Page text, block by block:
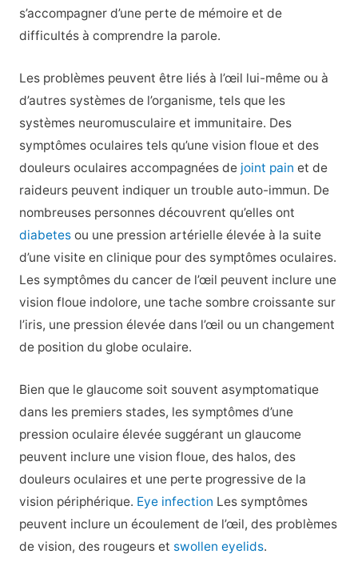
s’accompagner d’une perte de mémoire et de
difficultés à comprendre la parole.
Les problèmes peuvent être liés à l’œil lui-même ou à
d’autres systèmes de l’organisme, tels que les
systèmes neuromusculaire et immunitaire. Des
symptômes oculaires tels qu’une vision floue et des
douleurs oculaires accompagnées de joint pain et de
raideurs peuvent indiquer un trouble auto-immun. De
nombreuses personnes découvrent qu’elles ont
diabetesou une pression artérielle élevée à la suite
d’une visite en clinique pour des symptômes oculaires.
Les symptômes du cancer de l’œil peuvent inclure une
vision floue indolore, une tache sombre croissante sur
l’iris, une pression élevée dans l’œil ou un changement
de position du globe oculaire.
Bien que le glaucome soit souvent asymptomatique
dans les premiers stades, les symptômes d’une
pression oculaire élevée suggérant un glaucome
peuvent inclure une vision floue, des halos, des
douleurs oculaires et une perte progressive de la
vision périphérique. Eye infection Les symptômes
peuvent inclure un écoulement de l’œil, des problèmes
de vision, des rougeurs et swollen eyelids.